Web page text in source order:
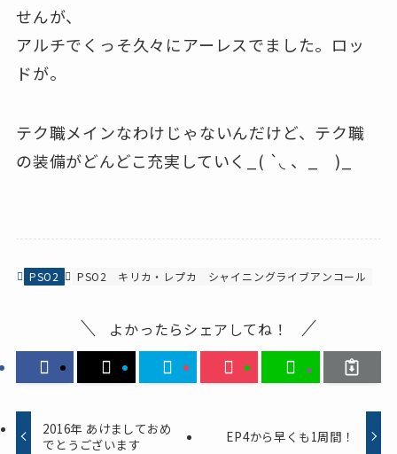
せんが、
アルチでくっそ久々にアーレスでました。ロッ
ドが。
テク職メインなわけじゃないんだけど、テク職
の装備がどんどこ充実していく_( `◟ 、_ )_
PSO2 PSO2 キリカ・レプカ シャイニングライブアンコール
よかったらシェアしてね！
2016年 あけましておめ
でとうございます
EP4から早くも1周間！